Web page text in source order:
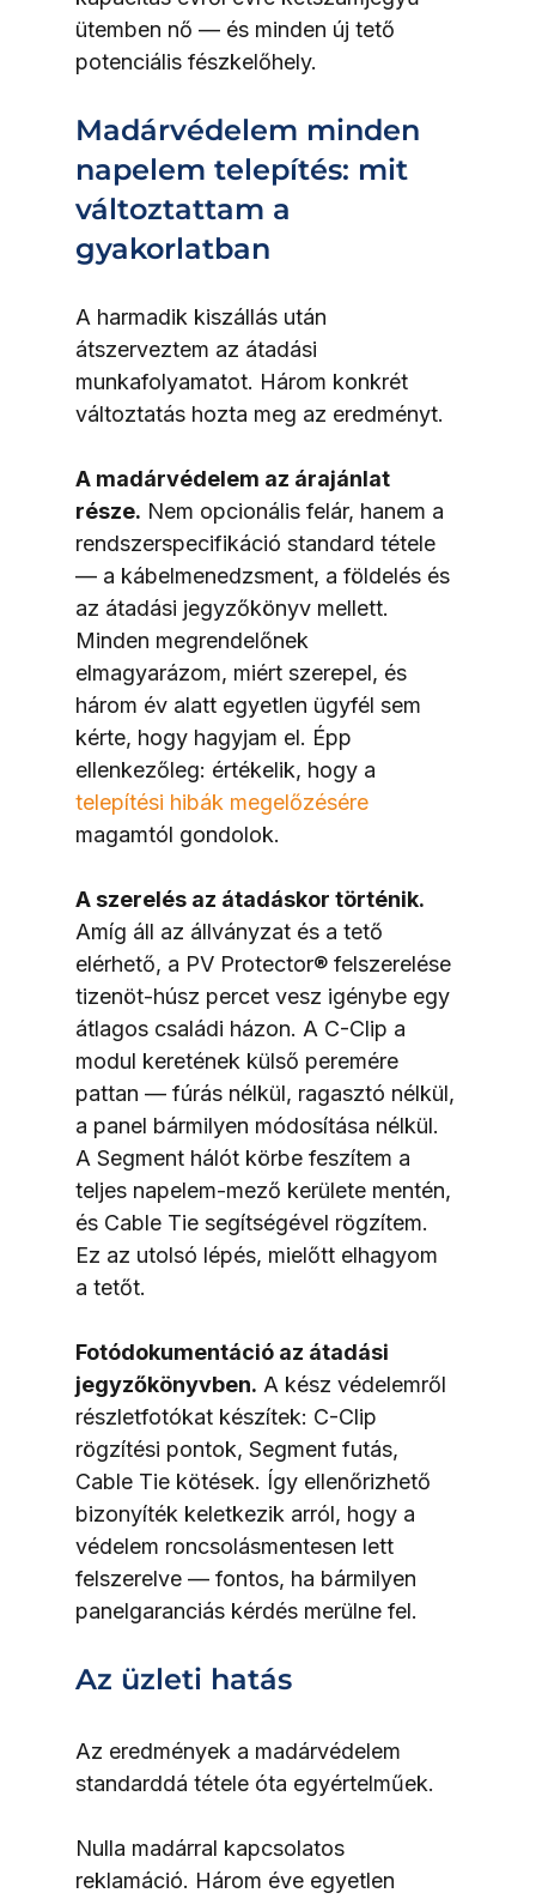
ütemben nő — és minden új tető
potenciális fészkelőhely.
Madárvédelem minden
napelem telepítés: mit
változtattam a
gyakorlatban
A harmadik kiszállás után
átszerveztem az átadási
munkafolyamatot. Három konkrét
változtatás hozta meg az eredményt.
A madárvédelem az árajánlat
része. Nem opcionális felár, hanem a
rendszerspecifikáció standard tétele
— a kábelmenedzsment, a földelés és
az átadási jegyzőkönyv mellett.
Minden megrendelőnek
elmagyarázom, miért szerepel, és
három év alatt egyetlen ügyfél sem
kérte, hogy hagyjam el. Épp
ellenkezőleg: értékelik, hogy a
telepítési hibák megelőzésére
magamtól gondolok.
A szerelés az átadáskor történik.
Amíg áll az állványzat és a tető
elérhető, a PV Protector® felszerelése
tizenöt-húsz percet vesz igénybe egy
átlagos családi házon. A C-Clip a
modul keretének külső peremére
pattan — fúrás nélkül, ragasztó nélkül,
a panel bármilyen módosítása nélkül.
A Segment hálót körbe feszítem a
teljes napelem-mező kerülete mentén,
és Cable Tie segítségével rögzítem.
Ez az utolsó lépés, mielőtt elhagyom
a tetőt.
Fotódokumentáció az átadási
jegyzőkönyvben. A kész védelemről
részletfotókat készítek: C-Clip
rögzítési pontok, Segment futás,
Cable Tie kötések. Így ellenőrizhető
bizonyíték keletkezik arról, hogy a
védelem roncsolásmentesen lett
felszerelve — fontos, ha bármilyen
panelgaranciás kérdés merülne fel.
Az üzleti hatás
Az eredmények a madárvédelem
standarddá tétele óta egyértelműek.
Nulla madárral kapcsolatos
reklamáció. Három éve egyetlen